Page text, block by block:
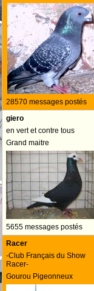
28570 messages postés
giero
en vert et contre tous
Grand maitre
5655 messages postés
Racer
-Club Français du Show
Racer-
Gourou Pigeonneux